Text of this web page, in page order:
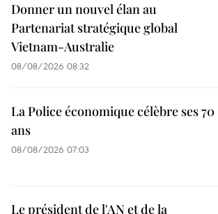
Donner un nouvel élan au
Partenariat stratégique global
Vietnam-Australie
08/08/2026 08:32
La Police économique célèbre ses 70
ans
08/08/2026 07:03
Le président de l'AN et de la